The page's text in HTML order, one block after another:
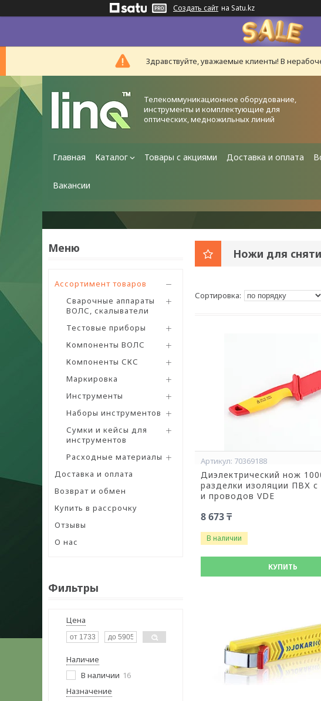
Создать сайт на Satu.kz
Здравствуйте, уважаемые клиенты! В
Телекоммуникационное оборудование,
инструменты и комплектующие для
оптических, медножильных линий
Главная Каталог Товары с акциями Доставка и оплата
Вакансии
Ассортимент товаров
Сварочные аппараты
ВОЛС, скалыватели
Тестовые приборы
Компоненты ВОЛС
Компоненты СКС
Маркировка
Инструменты
Наборы инструментов
Сумки и кейсы для
инструментов
Расходные материалы
Доставка и оплата
Возврат и обмен
Купить в рассрочку
Отзывы
О нас
Фильтры
Цена
Наличие
В наличии 16
Назначение
Ножи для
70369188
Диэлектрический нож
разделки изоляции ПВХ с
и проводов VDE
8 673 ₸
В наличии
КУПИТЬ